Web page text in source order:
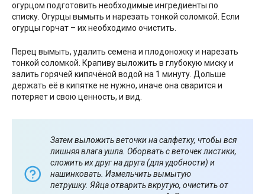
огурцом подготовить необходимые ингредиенты по
списку. Огурцы вымыть и нарезать тонкой соломкой. Если
огурцы горчат – их необходимо очистить.
Перец вымыть, удалить семена и плодоножку и нарезать
тонкой соломкой. Крапиву выложить в глубокую миску и
залить горячей кипячёной водой на 1 минуту. Дольше
держать её в кипятке не нужно, иначе она сварится и
потеряет и свою ценность, и вид.
Затем выложить веточки на салфетку, чтобы вся
лишняя влага ушла. Оборвать с веточек листики,
сложить их друг на друга (для удобности) и
нашинковать. Измельчить вымытую
петрушку. Яйца отварить вкрутую, очистить от